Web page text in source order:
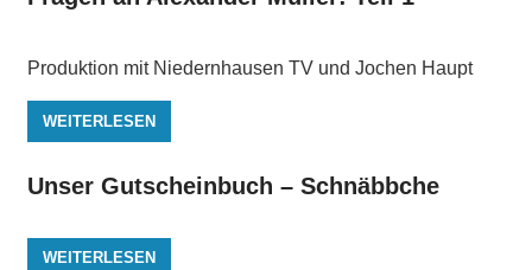
Produktion mit Niedernhausen TV und Jochen Haupt
WEITERLESEN
Unser Gutscheinbuch – Schnäbbche
WEITERLESEN